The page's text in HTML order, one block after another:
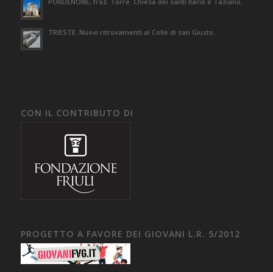
TRIESTE. Nuovi ritrovamenti al Colle di san Giusto.
CON IL CONTRIBUTO DI
PROGETTO A FAVORE DEI GIOVANI L.R. 5/2012